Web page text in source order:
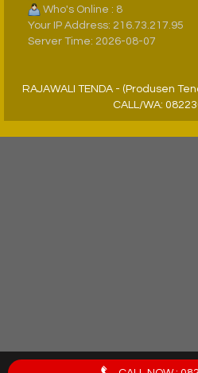
Who's Online : 8
Your IP Address: 216.73.217.95
Server Time: 2026-08-07
RAJAWALI TENDA - (Produsen
CALL/WA: